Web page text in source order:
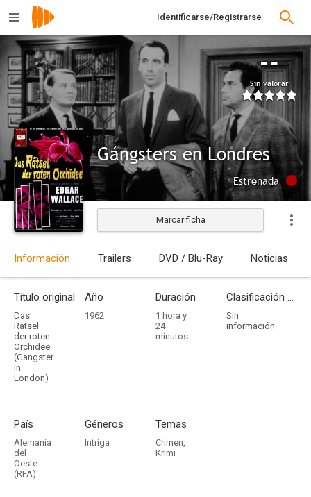
Identificarse/Registrarse
--
Sin valorar
Gángsters en Londres
Estrenada
Marcar ficha
Información Trailers DVD / Blu-Ray Noticias
Título original
Das
Rätsel
der roten
Orchidee
(Gangster
in
London)
Año
1962
Duración
1 hora y
24
minutos
Clasificación por edades
Sin
información
País
Alemania
del
Oeste
(RFA)
Géneros
Intriga
Temas
Crimen,
Krimi